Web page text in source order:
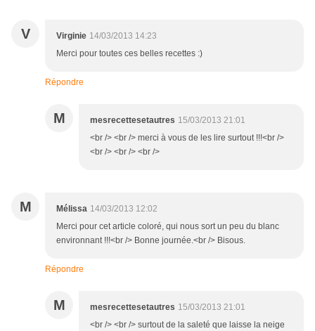
V Virginie 14/03/2013 14:23
Merci pour toutes ces belles recettes :)
Répondre
M mesrecettesetautres 15/03/2013 21:01
<br /> <br /> merci à vous de les lire surtout !!!<br />
<br /> <br /> <br />
M Mélissa 14/03/2013 12:02
Merci pour cet article coloré, qui nous sort un peu du blanc
environnant !!!<br /> Bonne journée.<br /> Bisous.
Répondre
M mesrecettesetautres 15/03/2013 21:01
<br /> <br /> surtout de la saleté que laisse la neige